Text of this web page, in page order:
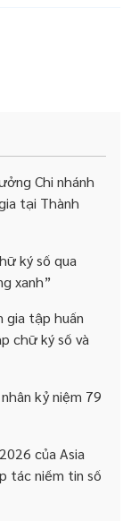
Chi nhánh
tại Thành
ký số qua
xanh”
gia tập huấn
chữ ký số và
kỷ niệm 79
của Asia
tác niềm tin số